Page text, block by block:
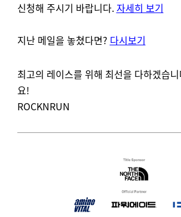
신청해 주시기 바랍니다.자세히 보기
지난 메일을 놓쳤다면? 다시보기
최고의 레이스를 위해 최선을 다하겠습
요!
ROCKNRUN